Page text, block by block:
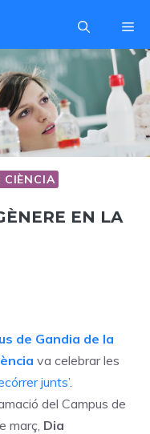
CIÈNCIA
EN LA
de Gandia de la
va celebrar les
junts’
del Campus de
març, Dia